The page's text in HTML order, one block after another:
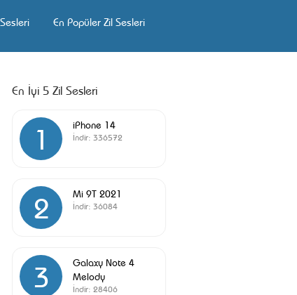
En Popüler Zil Sesleri
En İyi 5 Zil Sesleri
1 iPhone 14
İndir: 336572
2 Mi 9T 2021
İndir: 36084
3
Galaxy Note 4
Melody
İndir: 28406